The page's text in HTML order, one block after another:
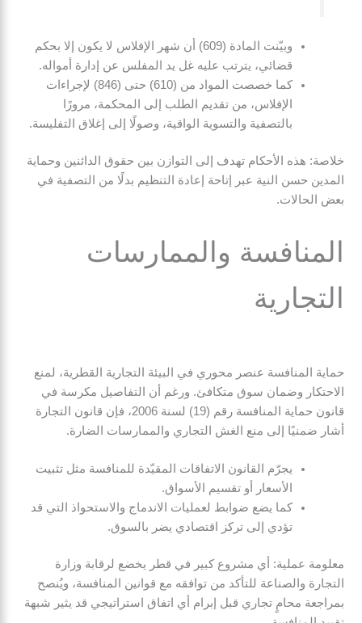
وبيّنت المادة (609) أن شهر الإفلاس لا يكون إلا بحكم
قضائي، يترتب عليه غل يد المفلس عن إدارة أمواله.
كما خصصت المواد من (610) حتى (846) لإجراءات
الإفلاس، من تقديم الطلب إلى المحكمة، مرورًا
بالتصفية والتسوية الواقية، وصولًا إلى إغلاق التفليسة.
خلاصة: هذه الأحكام تهدف إلى التوازن بين حقوق الدائنين وحماية
المدين حسن النية عبر إتاحة إعادة التنظيم بدلًا من التصفية في
بعض الحالات.
المنافسة والممارسات
التجارية
حماية المنافسة عنصر محوري في البيئة التجارية القطرية، لمنع
الاحتكار وضمان سوق متكافئ. ورغم أن التفاصيل مكرسة في
قانون حماية المنافسة رقم (19) لسنة 2006، فإن قانون التجارة
أشار ضمنيًا إلى منع الغش التجاري والممارسات الضارة.
يجرّم القانون الاتفاقات المقيّدة للمنافسة مثل تثبيت
الأسعار أو تقسيم الأسواق.
كما يضع ضوابط لعمليات الاندماج والاستحواذ التي قد
تؤدي إلى تركز اقتصادي يضر بالسوق.
معلومة عملية: أي مشروع كبير في قطر يخضع لرقابة وزارة
التجارة والصناعة للتأكد من توافقه مع قوانين المنافسة، ويُنصح
بمراجعة محامٍ تجاري قبل إبرام أي اتفاق استراتيجي قد يثير شبهة